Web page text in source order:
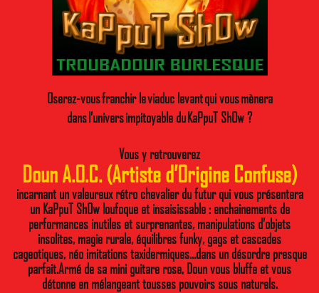
Oserez-vousfranchir leviaduc levantqui vous mènera
dansl’universimpitoyable duKaPpuT ShOw ?
Vous y retrouverez
Doun A.O.C. (Artiste d’Origine Confuse)
incarnant un valeureux rétro chevalier du futur qui vous présentera
un KaPpuT ShOw loufoque et insaisissable : enchainements de
performances inutiles et surprenantes, manipulations d’objets
insolites, magie rurale, équilibres funky, gags et cascades
cageotiques, néo imitations taxidermiques…dans un désordre presque
parfait.Armé de sa mini guitare rose, Doun vous bluffe et vous
détonne en mélangeant tousses pouvoirs sous naturels.